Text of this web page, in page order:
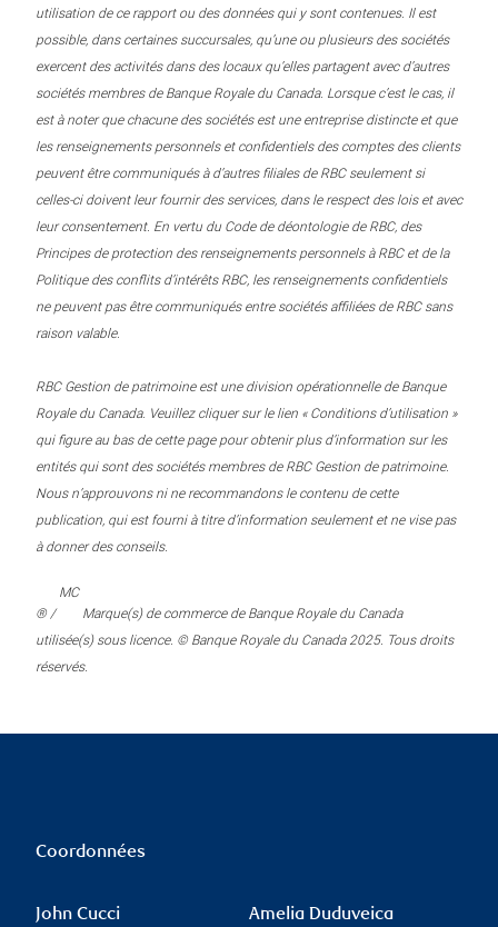
utilisation de ce rapport ou des données qui y sont contenues. Il est
possible, dans certaines succursales, qu’une ou plusieurs des sociétés
exercent des activités dans des locaux qu’elles partagent avec d’autres
sociétés membres de Banque Royale du Canada. Lorsque c’est le cas, il
est à noter que chacune des sociétés est une entreprise distincte et que
les renseignements personnels et confidentiels des comptes des clients
peuvent être communiqués à d’autres filiales de RBC seulement si
celles-ci doivent leur fournir des services, dans le respect des lois et avec
leur consentement. En vertu du Code de déontologie de RBC, des
Principes de protection des renseignements personnels à RBC et de la
Politique des conflits d’intérêts RBC, les renseignements confidentiels
ne peuvent pas être communiqués entre sociétés affiliées de RBC sans
raison valable.
RBC Gestion de patrimoine est une division opérationnelle de Banque
Royale du Canada. Veuillez cliquer sur le lien « Conditions d’utilisation »
qui figure au bas de cette page pour obtenir plus d’information sur les
entités qui sont des sociétés membres de RBC Gestion de patrimoine.
Nous n’approuvons ni ne recommandons le contenu de cette
publication, qui est fourni à titre d’information seulement et ne vise pas
à donner des conseils.
® /
MC
Marque(s) de commerce de Banque Royale du Canada
utilisée(s) sous licence. © Banque Royale du Canada 2025. Tous droits
réservés.
Coordonnées
John Cucci Amelia Duduveica